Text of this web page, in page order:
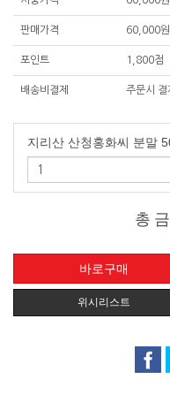
판매가격 60,000원
포인트 1,800점
배송비결제 주문시 결
지리산 산청홍화씨 분말
총
위시리스트